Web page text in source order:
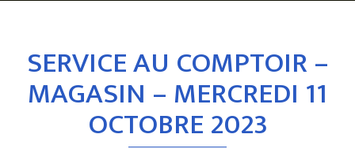
SERVICE AU COMPTOIR –
MAGASIN – MERCREDI 11
OCTOBRE 2023